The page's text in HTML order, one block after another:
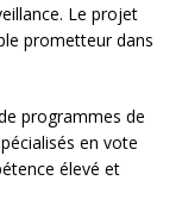
Le projet
prometteur dans
programmes de
en vote
élevé et